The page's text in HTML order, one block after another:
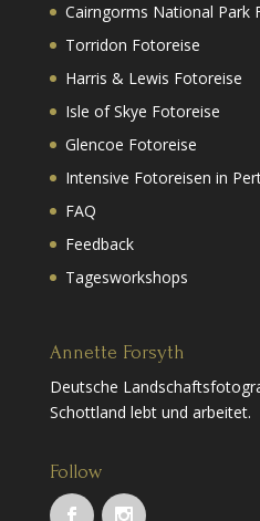
Cairngorms National Park
Torridon Fotoreise
Harris & Lewis Fotoreise
Isle of Skye Fotoreise
Glencoe Fotoreise
Intensive Fotoreisen in
FAQ
Feedback
Tagesworkshops
Annette Forsyth
Deutsche
Schottland lebt und arbeitet.
Follow